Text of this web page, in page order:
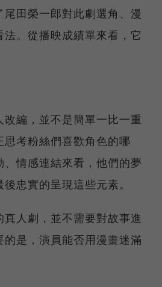
田榮一郎對此劇選角、漫
。從播映成績單來看，它
改編，並不是簡單一比一重
考粉絲們喜歡角色的哪
情感連結來看，他們的夢
忠實的呈現這些元素。
人劇，並不需要對故事進
是，演員能否用漫畫迷滿